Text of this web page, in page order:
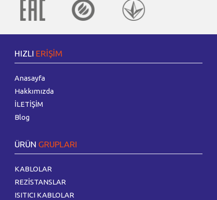
HIZLI ERİŞİM
Anasayfa
Hakkımızda
İLETİŞİM
Blog
ÜRÜN GRUPLARI
KABLOLAR
REZİSTANSLAR
ISITICI KABLOLAR